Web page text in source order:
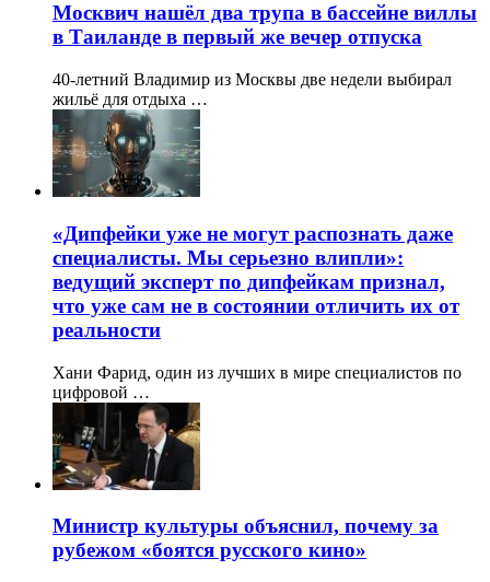
Москвич нашёл два трупа в бассейне виллы
в Таиланде в первый же вечер отпуска
40-летний Владимир из Москвы две недели выбирал
жильё для отдыха …
«Дипфейки уже не могут распознать даже
специалисты. Мы серьезно влипли»:
ведущий эксперт по дипфейкам признал,
что уже сам не в состоянии отличить их от
реальности
Хани Фарид, один из лучших в мире специалистов по
цифровой …
Министр культуры объяснил, почему за
рубежом «боятся русского кино»